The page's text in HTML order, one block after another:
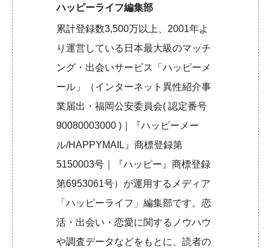
ハッピーライフ編集部
累計登録数3,500万以上、2001年よ
り運営している日本最大級のマッチ
ング・出会いサービス「ハッピーメ
ール」（インターネット異性紹介事
業届出・福岡公安委員会( 認定番号
90080003000 )｜『ハッピーメー
ル/HAPPYMAIL』商標登録第
5150003号｜『ハッピー』商標登録
第6953061号）が運用するメディア
「ハッピーライフ」編集部です。恋
活・出会い・恋愛に関するノウハウ
や調査データなどをもとに、読者の